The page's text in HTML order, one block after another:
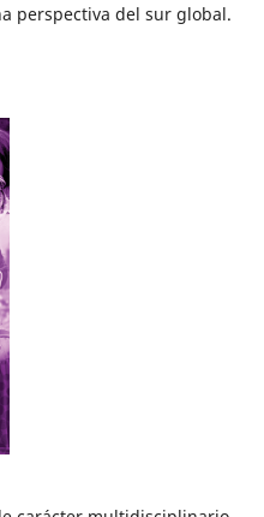
perspectiva del sur global.